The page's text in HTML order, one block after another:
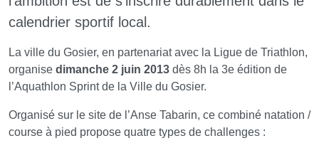
calendrier sportif local.
La ville du Gosier, en partenariat avec la Ligue de Triathlon,
organise dimanche 2 juin 2013 dès 8h la 3e édition de
l’Aquathlon Sprint de la Ville du Gosier.
Organisé sur le site de l’Anse Tabarin, ce combiné natation /
course à pied propose quatre types de challenges :